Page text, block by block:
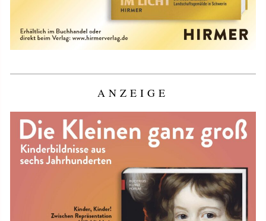
ANZEIGE